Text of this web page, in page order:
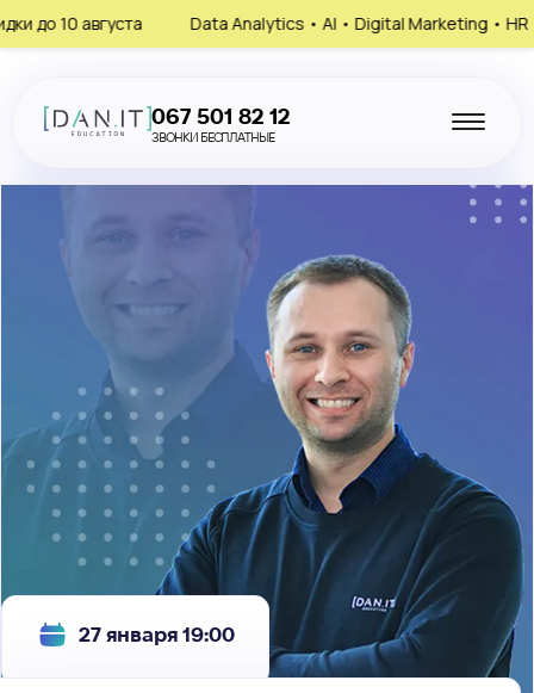
Data Analytics • AI • Digital Marketing • HR
067 501 82 12
ЗВОНКИ БЕСПЛАТНЫЕ
27 января 19:00